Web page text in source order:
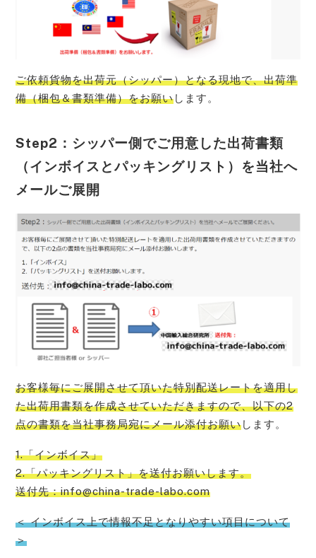
ご依頼貨物を出荷元（シッパー）となる現地で、出荷準
備（梱包＆書類準備）をお願いします。
Step2：シッパー側でご用意した出荷書類
（インボイスとパッキングリスト）を当社へ
メールご展開
お客様毎にご展開させて頂いた特別配送レートを適用し
た出荷用書類を作成させていただきますので、以下の2
点の書類を当社事務局宛にメール添付お願いします。
1.「インボイス」
2.「パッキングリスト」を送付お願いします。
送付先：info@china-trade-labo.com
＜ インボイス上で情報不足となりやすい項目について
＞